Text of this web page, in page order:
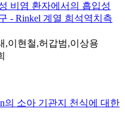
비염 환자에서의 흡입성
- Rinkel 계열 희석역치측
,이현철,허갑범,이상용
의 소아 기관지 천식에 대한